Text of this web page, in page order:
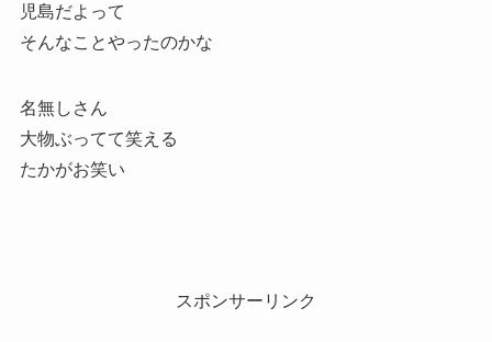
児島だよって
そんなことやったのかな
名無しさん
大物ぶってて笑える
たかがお笑い
スポンサーリンク